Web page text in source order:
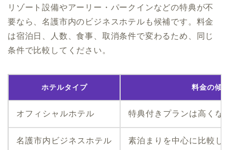
リゾート設備やアーリー・パークインなどの特典が不
要なら、名護市内のビジネスホテルも候補です。料金
は宿泊日、人数、食事、取消条件で変わるため、同じ
条件で比較してください。
ホテルタイプ 料金の傾
オフィシャルホテル 特典付きプランは高くな
名護市内ビジネスホテル 素泊まりを中心に比較し